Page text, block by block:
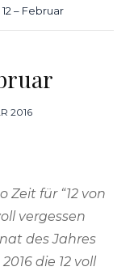
12 – Februar
2016
Zeit für “12 von
vergessen
des Jahres
die 12 voll